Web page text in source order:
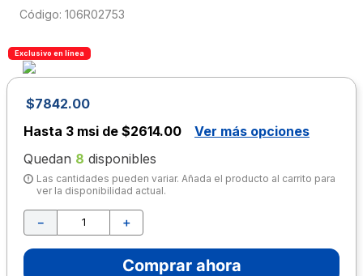
: 106R02753
Exclusivo en línea
$7842.00
Hasta 3 msi de $2614.00
Ver más opciones
Quedan 8 disponibles
Las cantidades pueden variar. Añada el producto al carrito para
ver la disponibilidad actual.
＋
－
Comprar ahora
7.
escritorio